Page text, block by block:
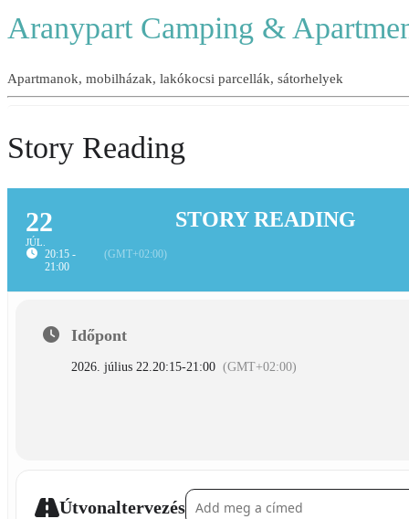
Aranypart Camping &
Apartmanok, mobilházak, lakókocsi parcellák, sátorhelyek
Story Reading
22
JÚL.
20:15 -
21:00
(GMT+02:00)
STORY READING
Időpont
2026. július 22. 20:15-21:00 (GMT+02:00)
ÚtvonaltervezésAddress - Story Reading []